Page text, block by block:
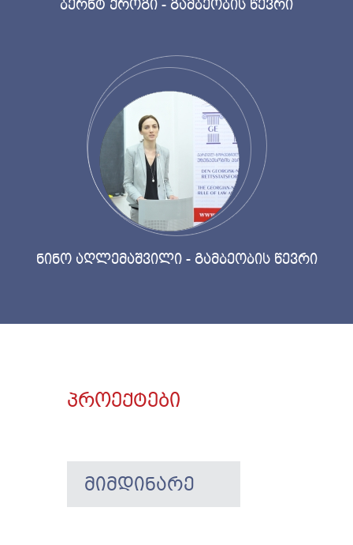
ბერნტ ქროგი - გამბეობის წევრი
ნინო აღლემაშვილი - გამბეობის წევრი
პროექტები
ᲛᲘᲛᲓᲘᲜᲐᲠᲔ